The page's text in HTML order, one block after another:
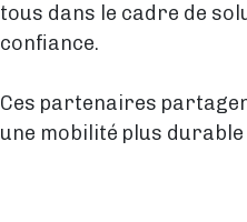
tous dans le cadre de
confiance.
Ces partenaires
une mobilité plus